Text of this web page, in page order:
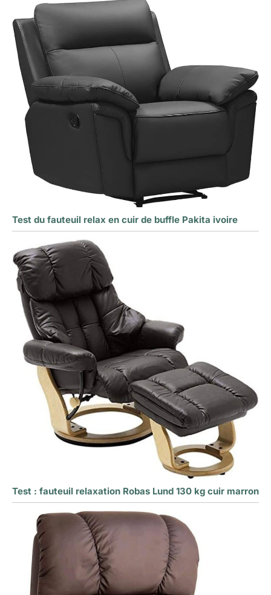
Test du fauteuil relax en cuir de buffle Pakita ivoire
Test : fauteuil relaxation Robas Lund 130 kg cuir marron